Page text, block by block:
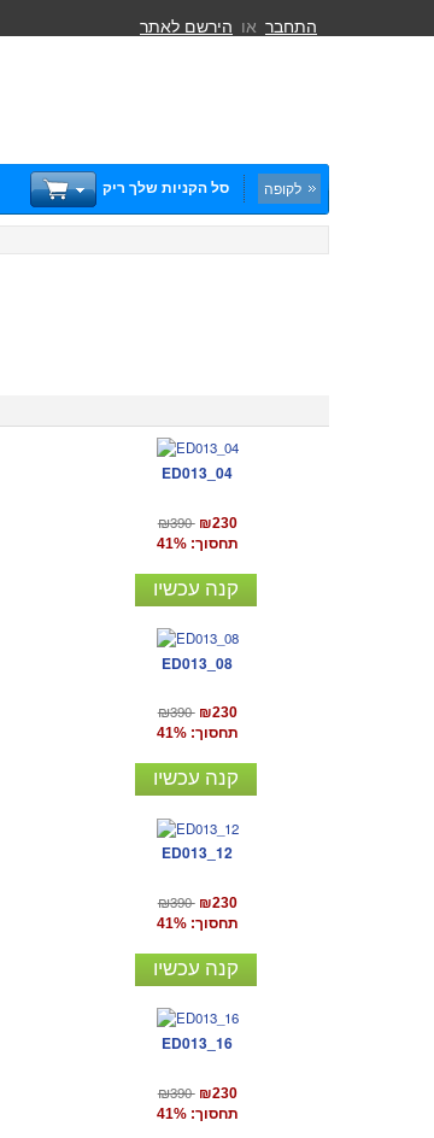
התחבר או הירשם לאתר
סל הקניות שלך ריק לקופה
ED013_04
₪390 ₪230
תחסוך: 41%
קנה עכשיו
ED013_08
₪390 ₪230
תחסוך: 41%
קנה עכשיו
ED013_12
₪390 ₪230
תחסוך: 41%
קנה עכשיו
ED013_16
₪390 ₪230
תחסוך: 41%